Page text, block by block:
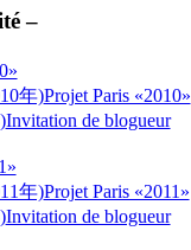
–
年)Projet Paris «2010»
Invitation de blogueur
年)Projet Paris «2011»
Invitation de blogueur